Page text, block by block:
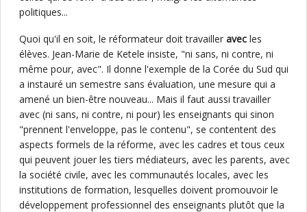
politiques...
Quoi qu'il en soit, le réformateur doit travailler avec les
élèves. Jean-Marie de Ketele insiste, "ni sans, ni contre, ni
même pour, avec". Il donne l'exemple de la Corée du Sud qui
a instauré un semestre sans évaluation, une mesure qui a
amené un bien-être nouveau... Mais il faut aussi travailler
avec (ni sans, ni contre, ni pour) les enseignants qui sinon
"prennent l'enveloppe, pas le contenu", se contentent des
aspects formels de la réforme, avec les cadres et tous ceux
qui peuvent jouer les tiers médiateurs, avec les parents, avec
la société civile, avec les communautés locales, avec les
institutions de formation, lesquelles doivent promouvoir le
développement professionnel des enseignants plutôt que la